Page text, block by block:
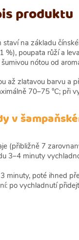
produktu
staví na základu
%), poupata růží a
nótou od
až zlatavou barvu a
70–75 °C; při
v
(přibližně 7
3–4 minuty
minuty, poté ihned
po vychladnutí